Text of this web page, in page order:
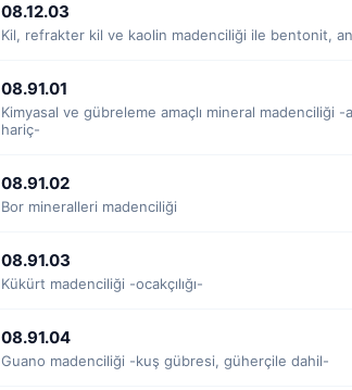
08.12.03
Kil, refrakter kil ve kaolin madenciliği ile bentonit,
08.91.01
Kimyasal ve gübreleme amaçlı mineral
hariç-
08.91.02
Bor mineralleri madenciliği
08.91.03
Kükürt madenciliği -ocakçılığı-
08.91.04
Guano madenciliği -kuş gübresi, güherçile dahil-